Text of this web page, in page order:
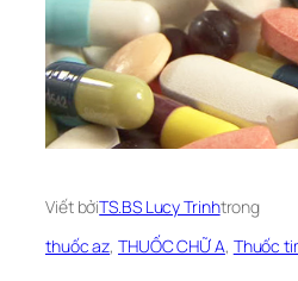
Viết bởiTS.BS Lucy Trinhtrong
thuốc az, THUỐC CHỮ A, Thuốc